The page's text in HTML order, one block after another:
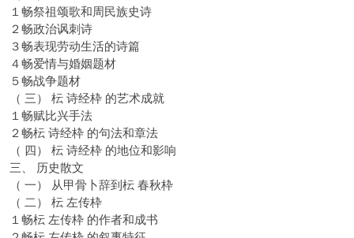
１畅祭祖颂歌和周民族史诗
２畅政治讽刺诗
３畅表现劳动生活的诗篇
４畅爱情与婚姻题材
５畅战争题材
（ 三） 枟 诗经枠 的艺术成就
１畅赋比兴手法
２畅枟 诗经枠 的句法和章法
（ 四） 枟 诗经枠 的地位和影响
三、 历史散文
（ 一） 从甲骨卜辞到枟 春秋枠
（ 二） 枟 左传枠
１畅枟 左传枠 的作者和成书